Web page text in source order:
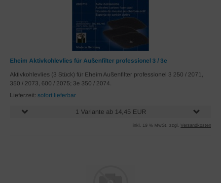
Eheim Aktivkohlevlies für Außenfilter professionel 3 / 3e
Aktivkohlevlies (3 Stück) für Eheim Außenfilter professionel 3 250 / 2071,
350 / 2073, 600 / 2075; 3e 350 / 2074.
Lieferzeit: sofort lieferbar
1 Variante ab 14,45 EUR
inkl. 19 % MwSt. zzgl. Versandkosten